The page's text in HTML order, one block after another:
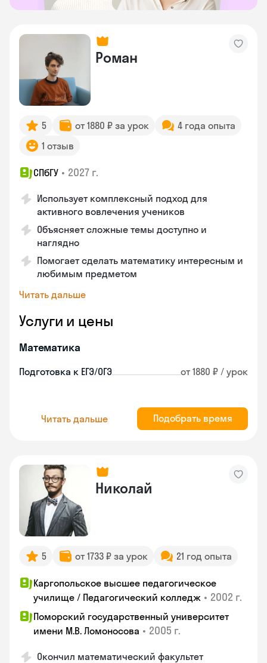
Роман
5 от 1880 ₽ за урок
4 года опыта
1 отзыв
СПбГУ • 2027 г.
Использует комплексный подход для
активного вовлечения учеников
Объясняет сложные темы доступно и
наглядно
Помогает сделать математику интересным и
любимым предметом
Читать дальше
Услуги и цены
Математика
Подготовка к ЕГЭ/ОГЭ от 1880 ₽ / урок
Читать дальше Подобрать время
Николай
5 от 1733 ₽ за урок 21 год опыта
Каргопольское высшее педагогическое
училище / Педагогический колледж • 2002 г.
Поморский государственный университет
имени М.В. Ломоносова • 2005 г.
Окончил математический факультет